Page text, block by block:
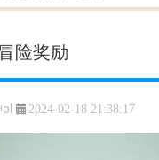
险奖励
2024-02-18 21:38:17